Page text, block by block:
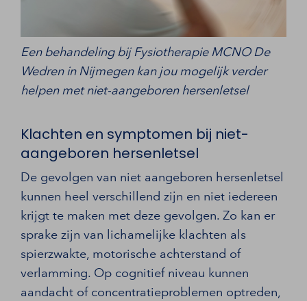
Een behandeling bij Fysiotherapie MCNO De
Wedren in Nijmegen kan jou mogelijk verder
helpen met niet-aangeboren hersenletsel
Klachten en symptomen bij niet-
aangeboren hersenletsel
De gevolgen van niet aangeboren hersenletsel
kunnen heel verschillend zijn en niet iedereen
krijgt te maken met deze gevolgen. Zo kan er
sprake zijn van lichamelijke klachten als
spierzwakte, motorische achterstand of
verlamming. Op cognitief niveau kunnen
aandacht of concentratieproblemen optreden,